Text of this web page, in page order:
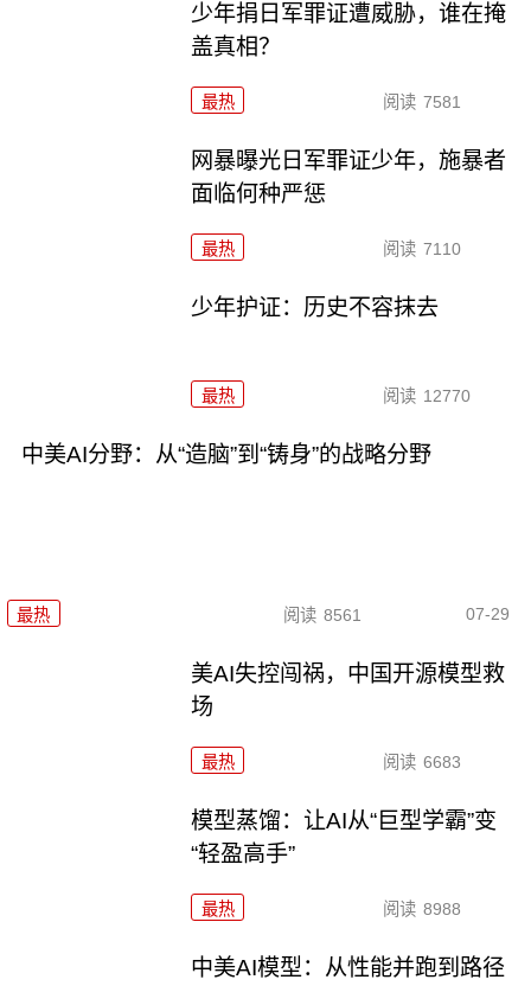
少年捐日军罪证遭威胁，谁在掩
盖真相？
最热 阅读 7581
网暴曝光日军罪证少年，施暴者
面临何种严惩
最热 阅读 7110
少年护证：历史不容抹去
最热 阅读 12770
中美AI分野：从“造脑”到“铸身”的战略分野
最热 阅读 8561 07-29
美AI失控闯祸，中国开源模型救
场
最热 阅读 6683
模型蒸馏：让AI从“巨型学霸”变
“轻盈高手”
最热 阅读 8988
中美AI模型：从性能并跑到路径